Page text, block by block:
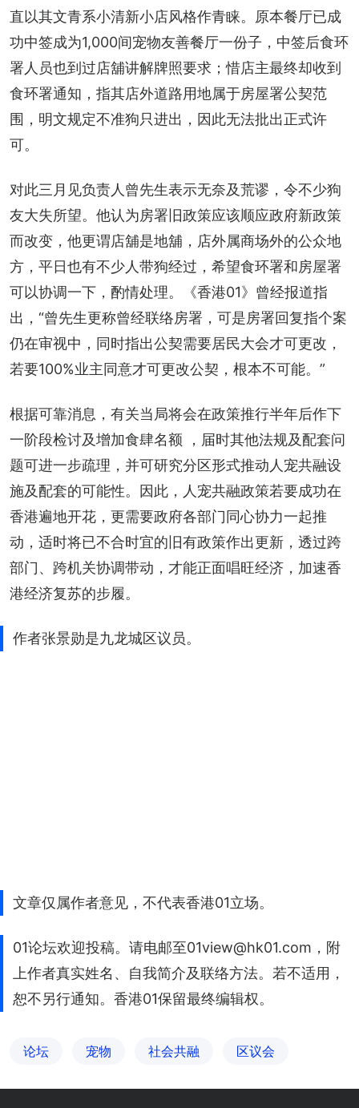
直以其文青系小清新小店风格作青睐。原本餐厅已成
功中签成为1,000间宠物友善餐厅一份子，中签后食环
署人员也到过店舖讲解牌照要求；惜店主最终却收到
食环署通知，指其店外道路用地属于房屋署公契范
围，明文规定不准狗只进出，因此无法批出正式许
可。
对此三月见负责人曾先生表示无奈及荒谬，令不少狗
友大失所望。他认为房署旧政策应该顺应政府新政策
而改变，他更谓店舖是地舖，店外属商场外的公众地
方，平日也有不少人带狗经过，希望食环署和房屋署
可以协调一下，酌情处理。《香港01》曾经报道指
出，“曾先生更称曾经联络房署，可是房署回复指个案
仍在审视中，同时指出公契需要居民大会才可更改，
若要100%业主同意才可更改公契，根本不可能。”
根据可靠消息，有关当局将会在政策推行半年后作下
一阶段检讨及增加食肆名额 ，届时其他法规及配套问
题可进一步疏理，并可研究分区形式推动人宠共融设
施及配套的可能性。因此，人宠共融政策若要成功在
香港遍地开花，更需要政府各部门同心协力一起推
动，适时将已不合时宜的旧有政策作出更新，透过跨
部门、跨机关协调带动，才能正面唱旺经济，加速香
港经济复苏的步履。
作者张景勋是九龙城区议员。
文章仅属作者意见，不代表香港01立场。
01论坛欢迎投稿。请电邮至01view@hk01.com，附
上作者真实姓名、自我简介及联络方法。若不适用，
恕不另行通知。香港01保留最终编辑权。
论坛 宠物 社会共融 区议会